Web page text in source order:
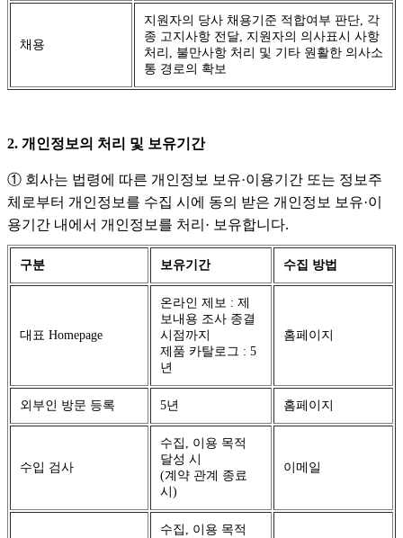
채용
지원자의 당사 채용기준 적합여부 판단, 각
종 고지사항 전달, 지원자의 의사표시 사항
처리, 불만사항 처리 및 기타 원활한 의사소
통 경로의 확보
2. 개인정보의 처리 및 보유기간
① 회사는 법령에 따른 개인정보 보유·이용기간 또는 정보주
체로부터 개인정보를 수집 시에 동의 받은 개인정보 보유·이
용기간 내에서 개인정보를 처리· 보유합니다.
구분 보유기간 수집 방법
대표 Homepage
온라인 제보 : 제
보내용 조사 종결
시점까지
제품 카탈로그 : 5
년
홈페이지
외부인 방문 등록 5년 홈페이지
수입 검사
수집, 이용 목적
달성 시
(계약 관계 종료
시)
이메일
수집, 이용 목적